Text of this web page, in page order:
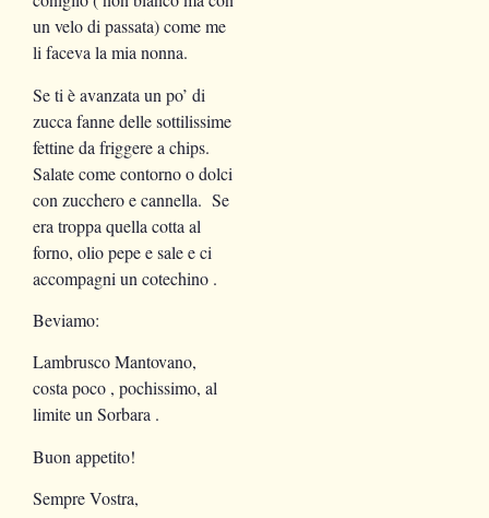
un velo di passata) come me
li faceva la mia nonna.
Se ti è avanzata un po’ di
zucca fanne delle sottilissime
fettine da friggere a chips.
Salate come contorno o dolci
con zucchero e cannella. Se
era troppa quella cotta al
forno, olio pepe e sale e ci
accompagni un cotechino .
Beviamo:
Lambrusco Mantovano,
costa poco , pochissimo, al
limite un Sorbara .
Buon appetito!
Sempre Vostra,